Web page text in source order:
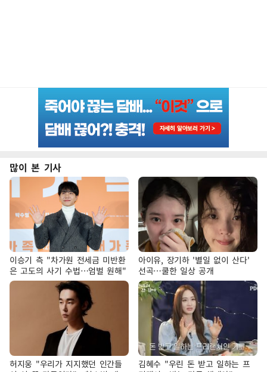
많이 본 기사
이승기 측 "차가원 전세금 미반환
은 고도의 사기 수법…엄벌 원해"
아이유, 장기하 '별일 없이 산다'
선곡…쿨한 일상 공개
허지웅 "우리가 지지했던 인간들
김혜수 "우린 돈 받고 일하는 프